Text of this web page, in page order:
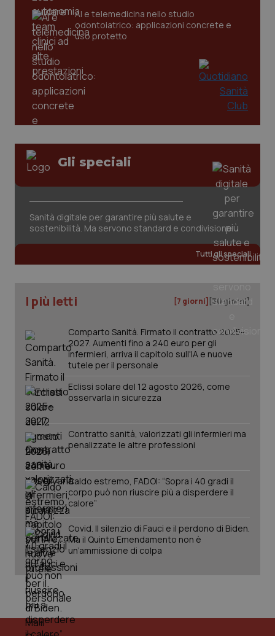
AI e telemedicina nello studio
odontoiatrico: applicazioni concrete e
uso protetto
Gli speciali
Sanità digitale per garantire più salute e
sostenibilità. Ma servono standard e condivisione
Tutti gli speciali
I più letti [7 giorni] [30 giorni]
Comparto Sanità. Firmato il contratto 2025-
2027. Aumenti fino a 240 euro per gli
infermieri, arriva il capitolo sull'IA e nuove
tutele per il personale
Eclissi solare del 12 agosto 2026, come
osservarla in sicurezza
Contratto sanità, valorizzati gli infermieri ma
penalizzate le altre professioni
Caldo estremo, FADOI: “Sopra i 40 gradi il
corpo può non riuscire più a disperdere il
calore”
Covid. Il silenzio di Fauci e il perdono di Biden.
Ma il Quinto Emendamento non è
un’ammissione di colpa
www.quotidianosanita.it
tracking-enable
www.quotidianosanita.it
_ga
Google LLC
.quotidianosanita.it